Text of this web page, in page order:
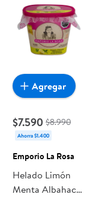
$7.590 $8.990
Ahorra $1.400
Emporio La Rosa
Helado Limón
Menta Albahaca
Agregar